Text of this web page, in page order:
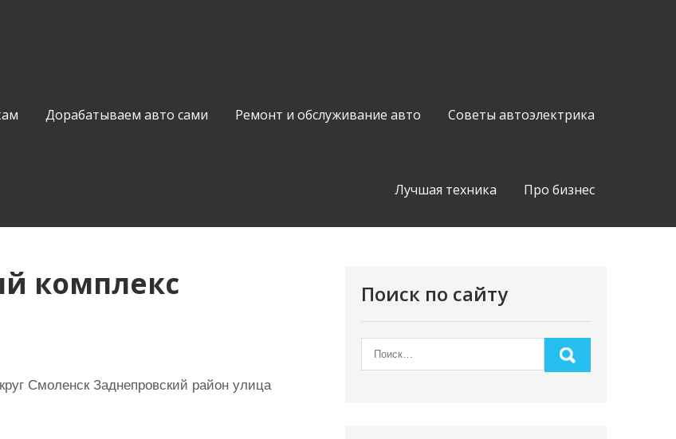
Дорабатываем авто сами Ремонт и обслуживание авто Советы автоэлектрика
Лучшая техника Про бизнес
комплекс
Смоленск Заднепровский район улица
Поиск по сайту